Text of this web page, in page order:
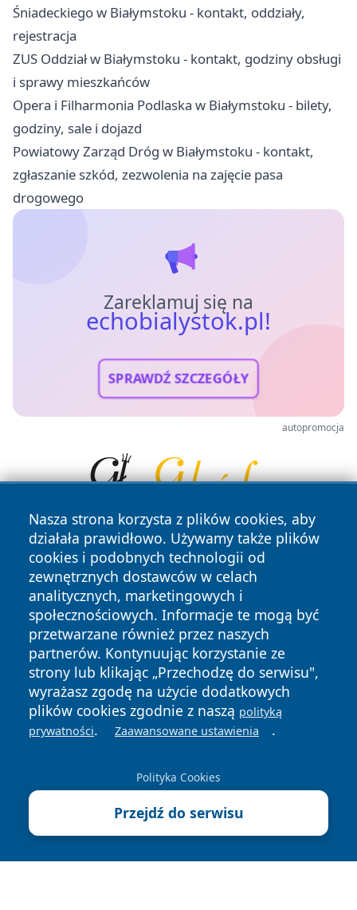
Śniadeckiego w Białymstoku - kontakt, oddziały,
rejestracja
ZUS Oddział w Białymstoku - kontakt, godziny obsługi
i sprawy mieszkańców
Opera i Filharmonia Podlaska w Białymstoku - bilety,
godziny, sale i dojazd
Powiatowy Zarząd Dróg w Białymstoku - kontakt,
zgłaszanie szkód, zezwolenia na zajęcie pasa
drogowego
Zareklamuj się na
echobialystok.pl!
SPRAWDŹ SZCZEGÓŁY
autopromocja
Nasza strona korzysta z plików cookies, aby
działała prawidłowo. Używamy także plików
cookies i podobnych technologii od
zewnętrznych dostawców w celach
analitycznych, marketingowych i
społecznościowych. Informacje te mogą być
przetwarzane również przez naszych
partnerów. Kontynuując korzystanie ze
strony lub klikając „Przechodzę do serwisu",
wyrażasz zgodę na użycie dodatkowych
plików cookies zgodnie z naszą polityką
prywatności. Zaawansowane ustawienia .
Polityka Cookies
Przejdź do serwisu
Copyright © 2026 echobialystok.pl Wszystkie prawa
zastrzeżone.
News Autorzy
Polityka
Prywatności
Polityka
Cookies